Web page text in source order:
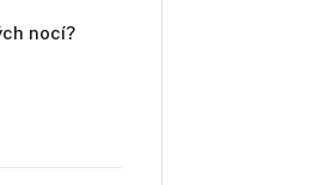
nocí?